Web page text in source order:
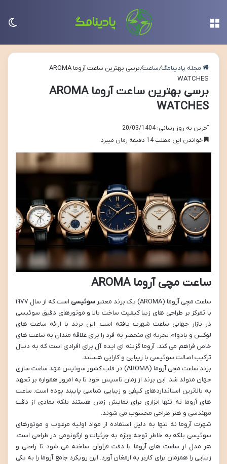
مجله پادینامگ/ساعت/
برسی بهترین ساعت آروما AROMA
WATCHES
برسی بهترین ساعت آروما AROMA
WATCHES
آخرین به روز رسانی: 20/03/1404
خواندن این مطلب 14 دقیقه زمان میبرد
ساعت مچی آروما AROMA
ساعت مچی آروما (AROMA) یک برند معتبر سوئیسی
است که از سال ۱۹۷۷
با تمرکز بر طراحی های زیبا کیفیت ساخت بالا و موتورهای دقیق سوئیسی
در بازار جهانی ساعت شهرت یافته است. این برند با ارائه ساعت های
لوکس و بادوام تجربه ای منحصر به فرد را برای علاقه مندان به ساعت های
خاص فراهم می کند. آروما گزینه ای ایده آل برای افرادی است که به دنبال
ترکیب اصالت سوئیسی با زیبایی و کارایی هستند.
برند ساعت مچی آروما (AROMA) در قلب کشور سوئیس مهد ساعت سازی
جهان متولد شد. این برند از زمان تاسیس خود تا به امروز همواره بر تعهد
به بالاترین استانداردهای کیفی و زیبایی شناسی پایبند بوده است. ساعت
های آروما نه تنها ابزاری برای نمایش زمان هستند بلکه نمادی از دقت
مهندسی و هنر طراحی محسوب می شوند.
شهرت آروما نه تنها به دلیل استفاده از مواد اولیه مرغوب و موتورهای
سوئیسی بلکه به خاطر توجه ویژه به جزئیات و ارگونومی در طراحی است.
هر مدل از ساعت های آروما با دقت فراوان ساخته می شود تا راحتی و
زیبایی را همزمان برای کاربر به ارمغان آورد. این رویکرد جامع آروما را به یکی